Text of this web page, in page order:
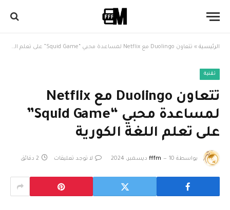
الرئيسية » تتعاون Duolingo مع Netflix لمساعدة محبي “Squid Game” على تعلم اللغة الكورية
تقنية
تتعاون Duolingo مع Netflix
لمساعدة محبي “Squid Game”
على تعلم اللغة الكورية
بواسطة fffm 10 ديسمبر، 2024 لا توجد تعليقات 2 دقائق